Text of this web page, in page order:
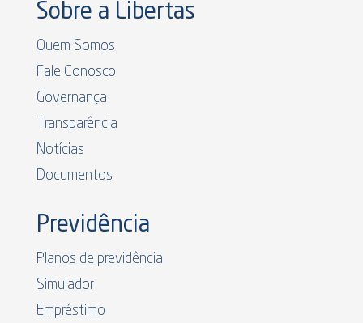
Sobre a Libertas
Quem Somos
Fale Conosco
Governança
Transparência
Notícias
Documentos
Previdência
Planos de previdência
Simulador
Empréstimo